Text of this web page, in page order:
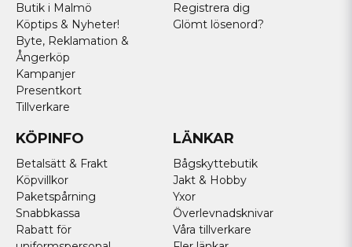
Butik i Malmö
Köptips & Nyheter!
Byte, Reklamation &
Ångerköp
Kampanjer
Presentkort
Tillverkare
Registrera dig
Glömt lösenord?
KÖPINFO
Betalsätt & Frakt
Köpvillkor
Paketspårning
Snabbkassa
Rabatt för
LÄNKAR
Bågskyttebutik
Jakt & Hobby
Yxor
Överlevnadsknivar
Våra tillverkare